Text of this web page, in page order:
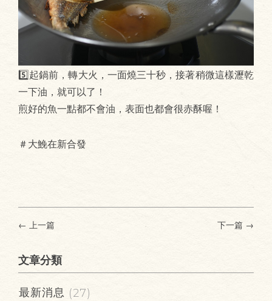
5️⃣起鍋前，轉大火，一面燒三十秒，接著稍微這樣瀝乾
一下油，就可以了！
煎好的魚一點都不會油，表面也都會很赤酥喔！
＃大鮸在新合發
← 上一篇 下一篇 →
文章分類
最新消息 (27)